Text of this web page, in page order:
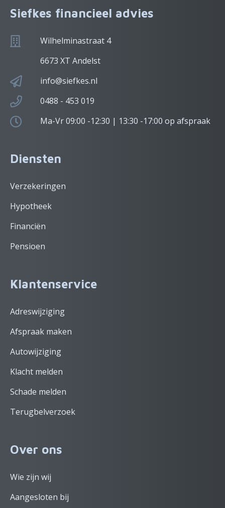
Siefkes financieel advies
Wilhelminastraat 4
6673 XT Andelst
info@siefkes.nl
0488 - 453 019
Ma-Vr 09:00 -12:30 | 13:30 -17:00 op afspraak
Diensten
Verzekeringen
Hypotheek
Financiën
Pensioen
Klantenservice
Adreswijziging
Afspraak maken
Autowijziging
Klacht melden
Schade melden
Terugbelverzoek
Over ons
Wie zijn wij
Aangesloten bij